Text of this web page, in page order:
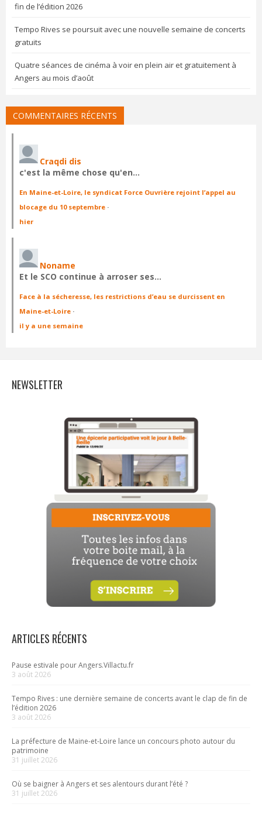
fin de l’édition 2026
Tempo Rives se poursuit avec une nouvelle semaine de concerts
gratuits
Quatre séances de cinéma à voir en plein air et gratuitement à
Angers au mois d’août
COMMENTAIRES RÉCENTS
Craqdi dis
c'est la même chose qu'en…
En Maine-et-Loire, le syndicat Force Ouvrière rejoint l’appel au
blocage du 10 septembre ·
hier
Noname
Et le SCO continue à arroser ses…
Face à la sécheresse, les restrictions d’eau se durcissent en
Maine-et-Loire ·
il y a une semaine
NEWSLETTER
ARTICLES RÉCENTS
Pause estivale pour Angers.Villactu.fr
3 août 2026
Tempo Rives : une dernière semaine de concerts avant le clap de fin de
l’édition 2026
3 août 2026
La préfecture de Maine-et-Loire lance un concours photo autour du
patrimoine
31 juillet 2026
Où se baigner à Angers et ses alentours durant l’été ?
31 juillet 2026